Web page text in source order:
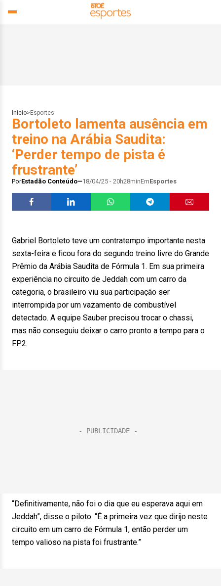
Início> Esportes
Bortoleto lamenta ausência em
treino na Arábia Saudita:
‘Perder tempo de pista é
frustrante’
PorEstadão Conteúdo 18/04/25 - 20h28minEmEsportes
Gabriel Bortoleto teve um contratempo importante nesta
sexta-feira e ficou fora do segundo treino livre do Grande
Prêmio da Arábia Saudita de Fórmula 1. Em sua primeira
experiência no circuito de Jeddah com um carro da
categoria, o brasileiro viu sua participação ser
interrompida por um vazamento de combustível
detectado. A equipe Sauber precisou trocar o chassi,
mas não conseguiu deixar o carro pronto a tempo para o
FP2.
“Definitivamente, não foi o dia que eu esperava aqui em
Jeddah”, disse o piloto. “É a primeira vez que dirijo neste
circuito em um carro de Fórmula 1, então perder um
tempo valioso na pista foi frustrante.”